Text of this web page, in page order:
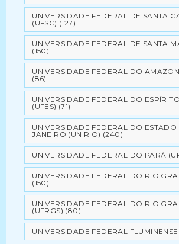
UNIVERSIDADE FEDERAL DE SANTA
(UFSC) (127)
UNIVERSIDADE FEDERAL DE SANTA
(150)
UNIVERSIDADE FEDERAL DO
(86)
UNIVERSIDADE FEDERAL DO
(UFES) (71)
UNIVERSIDADE FEDERAL DO
JANEIRO (UNIRIO) (240)
UNIVERSIDADE FEDERAL DO PARÁ
UNIVERSIDADE FEDERAL DO RIO
(150)
UNIVERSIDADE FEDERAL DO RIO
(UFRGS) (80)
UNIVERSIDADE FEDERAL FLUMINENSE